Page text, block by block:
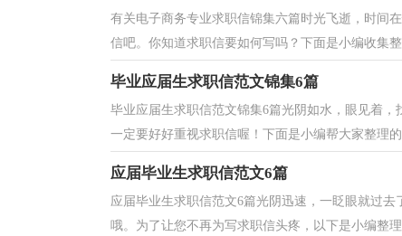
有关电子商务专业求职信锦集六篇时光飞逝，时间
信吧。你知道求职信要如何写吗？下面是小编收集
毕业应届生求职信范文锦集6篇
毕业应届生求职信范文锦集6篇光阴如水，眼见着，
一定要好好重视求职信喔！下面是小编帮大家整理
应届毕业生求职信范文6篇
应届毕业生求职信范文6篇光阴迅速，一眨眼就过
哦。为了让您不再为写求职信头疼，以下是小编整